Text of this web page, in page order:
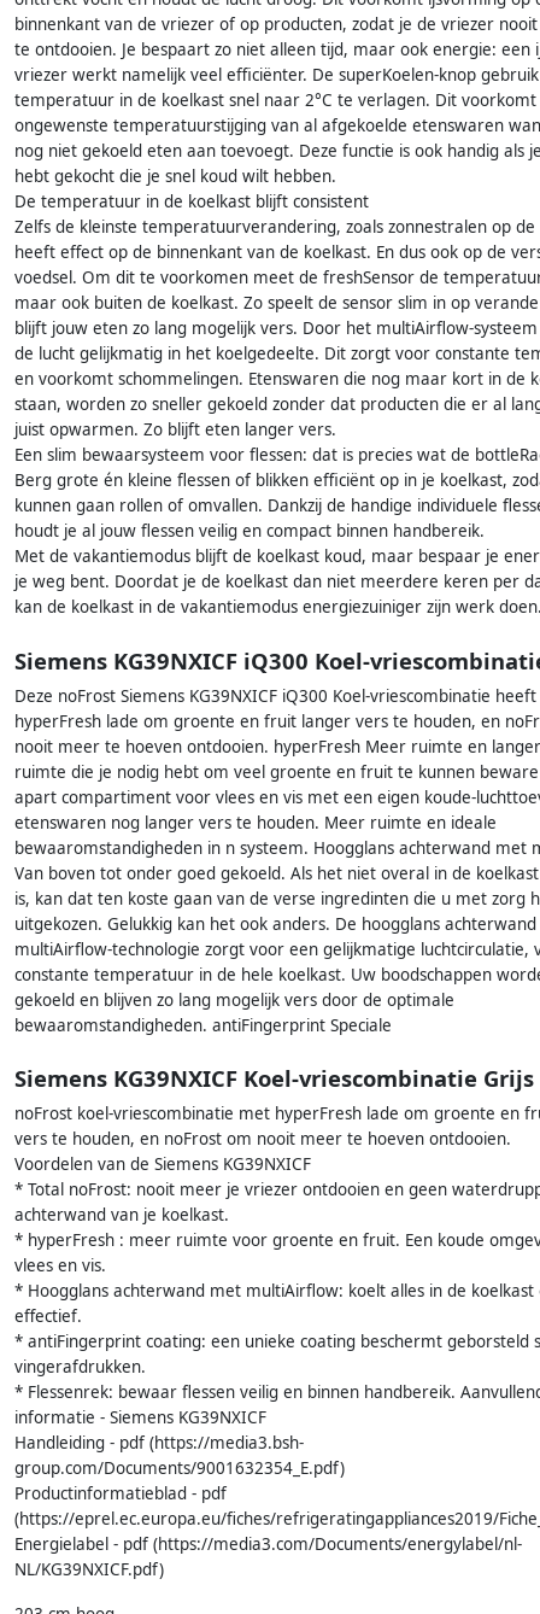
binnenkant van de vriezer of op producten, zodat je de vriezer
te ontdooien. Je bespaart zo niet alleen tijd, maar ook energie: een
vriezer werkt namelijk veel efficiënter. De superKoelen-knop
temperatuur in de koelkast snel naar 2°C te verlagen. Dit voorkomt
ongewenste temperatuurstijging van al afgekoelde etenswaren
nog niet gekoeld eten aan toevoegt. Deze functie is ook handig als
hebt gekocht die je snel koud wilt hebben.
De temperatuur in de koelkast blijft consistent
Zelfs de kleinste temperatuurverandering, zoals zonnestralen op de
heeft effect op de binnenkant van de koelkast. En dus ook op de
voedsel. Om dit te voorkomen meet de freshSensor de
maar ook buiten de koelkast. Zo speelt de sensor slim in op
blijft jouw eten zo lang mogelijk vers. Door het multiAirflow-
de lucht gelijkmatig in het koelgedeelte. Dit zorgt voor constante
en voorkomt schommelingen. Etenswaren die nog maar kort in de
staan, worden zo sneller gekoeld zonder dat producten die er al
juist opwarmen. Zo blijft eten langer vers.
Een slim bewaarsysteem voor flessen: dat is precies wat de
Berg grote én kleine flessen of blikken efficiënt op in je koelkast,
kunnen gaan rollen of omvallen. Dankzij de handige individuele
houdt je al jouw flessen veilig en compact binnen handbereik.
Met de vakantiemodus blijft de koelkast koud, maar bespaar je
je weg bent. Doordat je de koelkast dan niet meerdere keren per
kan de koelkast in de vakantiemodus energiezuiniger zijn werk
Siemens KG39NXICF iQ300 Koel-
Deze noFrost Siemens KG39NXICF iQ300 Koel-vriescombinatie
hyperFresh lade om groente en fruit langer vers te houden, en
nooit meer te hoeven ontdooien. hyperFresh Meer ruimte en
ruimte die je nodig hebt om veel groente en fruit te kunnen
apart compartiment voor vlees en vis met een eigen koude-
etenswaren nog langer vers te houden. Meer ruimte en ideale
bewaaromstandigheden in n systeem. Hoogglans achterwand met
Van boven tot onder goed gekoeld. Als het niet overal in de
is, kan dat ten koste gaan van de verse ingredinten die u met zorg
uitgekozen. Gelukkig kan het ook anders. De hoogglans
multiAirflow-technologie zorgt voor een gelijkmatige luchtcirculatie,
constante temperatuur in de hele koelkast. Uw boodschappen
gekoeld en blijven zo lang mogelijk vers door de optimale
bewaaromstandigheden. antiFingerprint Speciale
Siemens KG39NXICF Koel-vriescombinatie Grijs
noFrost koel-vriescombinatie met hyperFresh lade om groente en
vers te houden, en noFrost om nooit meer te hoeven ontdooien.
Voordelen van de Siemens KG39NXICF
* Total noFrost: nooit meer je vriezer ontdooien en geen
achterwand van je koelkast.
* hyperFresh : meer ruimte voor groente en fruit. Een koude
vlees en vis.
* Hoogglans achterwand met multiAirflow: koelt alles in de koelkast
effectief.
* antiFingerprint coating: een unieke coating beschermt geborsteld
vingerafdrukken.
* Flessenrek: bewaar flessen veilig en binnen handbereik.
informatie - Siemens KG39NXICF
Handleiding - pdf (https://media3.bsh-
group.com/Documents/9001632354_E.pdf)
Productinformatieblad - pdf
(https://eprel.ec.europa.eu/fiches/refrigeratingappliances2019/
Energielabel - pdf (https://media3.com/Documents/energylabel/nl-
NL/KG39NXICF.pdf)